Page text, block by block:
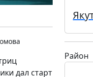
дал старт
Район